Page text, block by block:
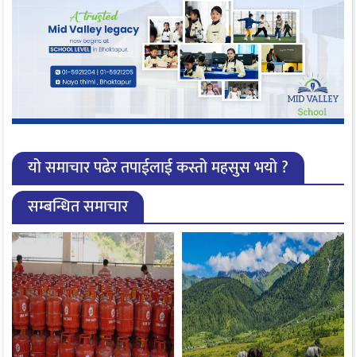
यो समाचार पढेर तपाईलाई कस्तो महसुस भयो ?
सम्बन्धित समाचार